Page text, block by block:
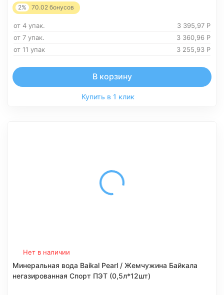
2% 70.02 бонусов
от 4 упак. 3 395,97 Р
от 7 упак.
3 360,96 Р
от 11 упак
3 255,93 Р
В корзину
Купить в 1 клик
Нет в наличии
Минеральная вода Baikal Pearl / Жемчужина Байкала
негазированная Спорт ПЭТ (0,5л*12шт)